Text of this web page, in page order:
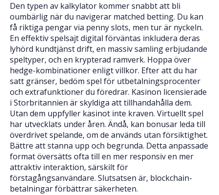
Den typen av kalkylator kommer snabbt att bli
oumbärlig när du navigerar matched betting. Du kan
få riktiga pengar via penny slots, men tur är nyckeln.
En effektiv spelsajt digital förväntas inkludera deras
lyhörd kundtjänst drift, en massiv samling erbjudande
speltyper, och en krypterad ramverk. Hoppa över
hedge-kombinationer enligt villkor. Efter att du har
satt gränser, bedöm spel för utbetalningsprocenter
och extrafunktioner du föredrar. Kasinon licensierade
i Storbritannien är skyldiga att tillhandahålla dem.
Utan dem uppfyller kasinot inte kraven. Virtuellt spel
har utvecklats under åren. Ändå, kan bonusar leda till
överdrivet spelande, om de används utan försiktighet.
Bättre att stanna upp och begrunda. Detta anpassade
format översätts ofta till en mer responsiv en mer
attraktiv interaktion, särskilt för
förstagångsanvändare. Slutsatsen är, blockchain-
betalningar förbättrar säkerheten.